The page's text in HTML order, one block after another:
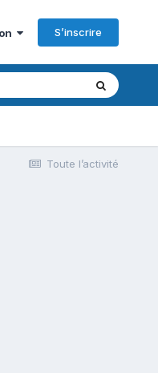
S’inscrire
Toute l’activité